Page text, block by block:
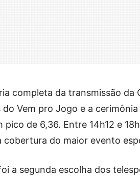
completa da transmissão da
Vem pro Jogo e a
de 6,36. Entre 14h12 e
cobertura do maior evento
a segunda escolha dos